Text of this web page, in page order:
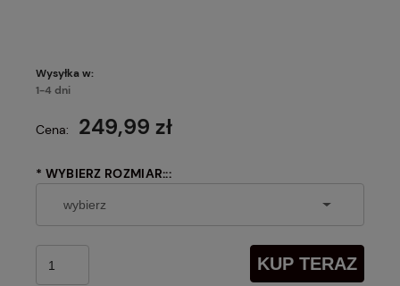
Wysyłka w:
1-4 dni
Cena: 249,99 zł
* WYBIERZ ROZMIAR:::
KUP TERAZ